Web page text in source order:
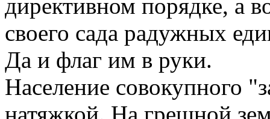
директивном порядке, а
своего сада радужных
Да и флаг им в руки.
Население совокупного
натяжкой. На грешной